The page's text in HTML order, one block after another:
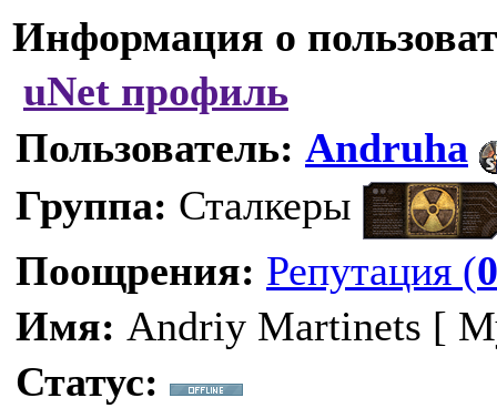
Информация о
uNet профиль
Пользователь: Andruha
Группа: Сталкеры
Поощрения: Репутация (0
Имя: Andriy Martinets [
Статус: